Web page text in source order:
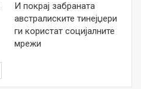
И покрај забраната
австралиските тинејџери
ги користат социјалните
мрежи